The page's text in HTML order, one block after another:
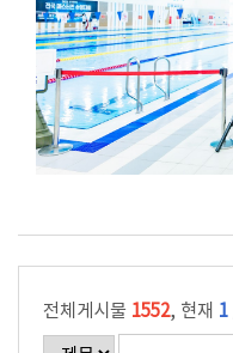
전체게시물 1552, 현재 1